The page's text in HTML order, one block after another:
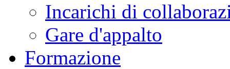
Incarichi di
Gare d'appalto
Formazione